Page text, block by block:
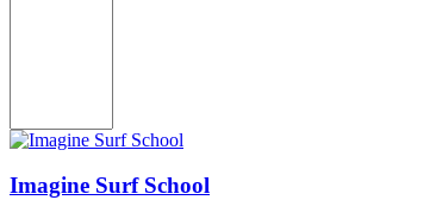
Imagine Surf School